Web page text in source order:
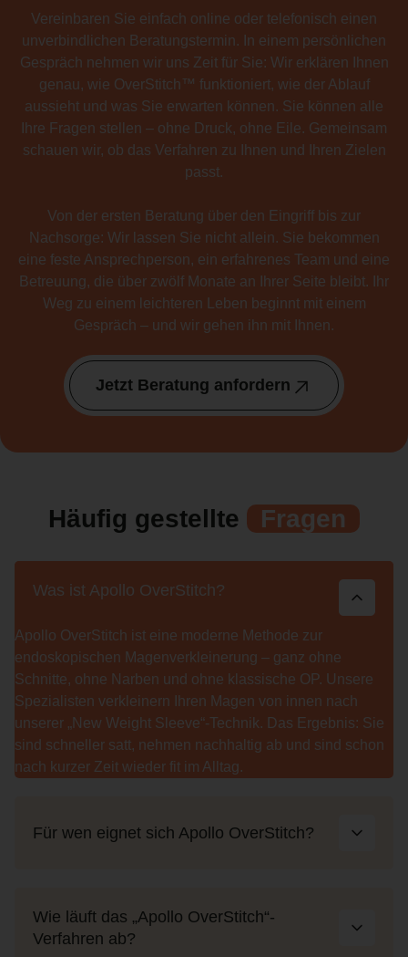
Vereinbaren Sie einfach online oder telefonisch einen
unverbindlichen Beratungstermin. In einem persönlichen
Gespräch nehmen wir uns Zeit für Sie: Wir erklären Ihnen
genau, wie OverStitch™ funktioniert, wie der Ablauf
aussieht und was Sie erwarten können. Sie können alle
Ihre Fragen stellen – ohne Druck, ohne Eile. Gemeinsam
schauen wir, ob das Verfahren zu Ihnen und Ihren Zielen
passt.
Von der ersten Beratung über den Eingriff bis zur
Nachsorge: Wir lassen Sie nicht allein. Sie bekommen
eine feste Ansprechperson, ein erfahrenes Team und eine
Betreuung, die über zwölf Monate an Ihrer Seite bleibt. Ihr
Weg zu einem leichteren Leben beginnt mit einem
Gespräch – und wir gehen ihn mit Ihnen.
Jetzt Beratung anfordern
Häufig gestellte Fragen
Was ist Apollo OverStitch?
Apollo OverStitch ist eine moderne Methode zur
endoskopischen Magenverkleinerung – ganz ohne
Schnitte, ohne Narben und ohne klassische OP. Unsere
Spezialisten verkleinern Ihren Magen von innen nach
unserer „New Weight Sleeve“-Technik. Das Ergebnis: Sie
sind schneller satt, nehmen nachhaltig ab und sind schon
nach kurzer Zeit wieder fit im Alltag.
Für wen eignet sich Apollo OverStitch?
Wie läuft das „Apollo OverStitch“-
Verfahren ab?